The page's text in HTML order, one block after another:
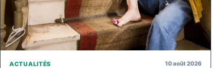
ACTUALITÉS 10 août 2026